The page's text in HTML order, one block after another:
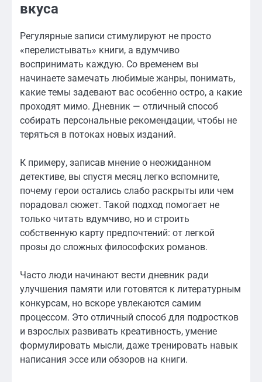
вкуса
Регулярные записи стимулируют не просто
«перелистывать» книги, а вдумчиво
воспринимать каждую. Со временем вы
начинаете замечать любимые жанры, понимать,
какие темы задевают вас особенно остро, а какие
проходят мимо. Дневник — отличный способ
собирать персональные рекомендации, чтобы не
теряться в потоках новых изданий.
К примеру, записав мнение о неожиданном
детективе, вы спустя месяц легко вспомните,
почему герои остались слабо раскрыты или чем
порадовал сюжет. Такой подход помогает не
только читать вдумчиво, но и строить
собственную карту предпочтений: от легкой
прозы до сложных философских романов.
Часто люди начинают вести дневник ради
улучшения памяти или готовятся к литературным
конкурсам, но вскоре увлекаются самим
процессом. Это отличный способ для подростков
и взрослых развивать креативность, умение
формулировать мысли, даже тренировать навык
написания эссе или обзоров на книги.